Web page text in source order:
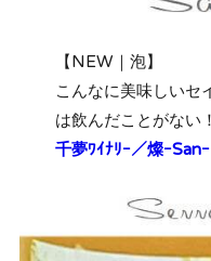
【NEW｜泡】
こんなに美味しいセ
は飲んだことがない！
千夢ﾜｲﾅﾘｰ／燦ｰSanｰ